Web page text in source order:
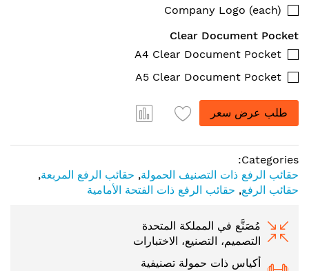
Company Logo (each)
Clear Document Pocket
A4 Clear Document Pocket
A5 Clear Document Pocket
طلب عرض سعر
Categories:
حقائب الرفع ذات التصنيف الحمولة, حقائب الرفع المربعة,
حقائب الرفع, حقائب الرفع ذات الفتحة الأمامية
مُصَنَّع في المملكة المتحدة
التصميم، التصنيع، الاختبارات
أكياس ذات حمولة تصنيفية